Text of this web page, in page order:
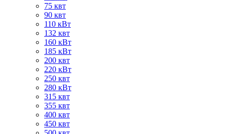
75 квт
90 квт
110 кВт
132 квт
160 кВт
185 кВт
200 квт
220 кВт
250 квт
280 кВт
315 квт
355 квт
400 квт
450 квт